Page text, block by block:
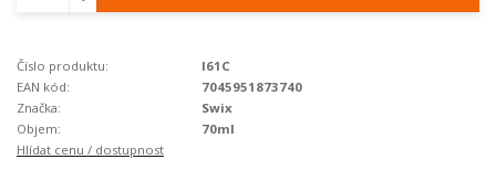
Číslo produktu:
I61C
EAN kód:
7045951873740
Značka:
Swix
Objem:
70ml
Hlídat cenu / dostupnost